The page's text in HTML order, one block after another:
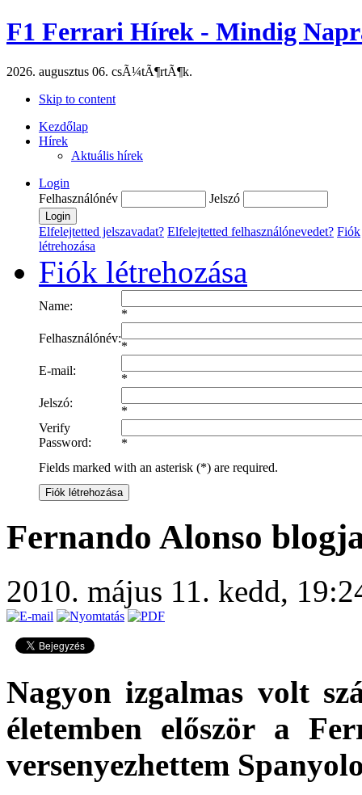
F1 Ferrari Hírek - Mindig
2026. augusztus 06. csÃ¼tÃ¶rtÃ¶k.
Skip to content
Kezdőlap
Hírek
Aktuális hírek
Login
Felhasználónév
Jelszó
Elfelejtetted jelszavadat? Elfelejtetted felhasználónevedet? Fiók
létrehozása
Fiók létrehozása
Name:
*
Felhasználónév:
*
E-mail:
*
Jelszó:
*
Verify
Password:
*
Fields marked with an asterisk (*) are required.
Fiók létrehozása
Fernando Alonso
2010. május 11. kedd,
Nagyon izgalmas volt
életemben először a
versenyezhettem